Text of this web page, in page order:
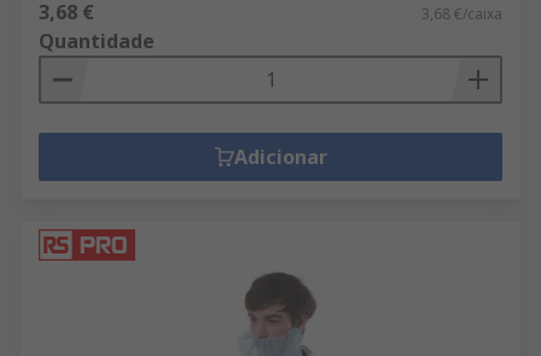
3,68 € 3,68 €/caixa
Quantidade
Adicionar